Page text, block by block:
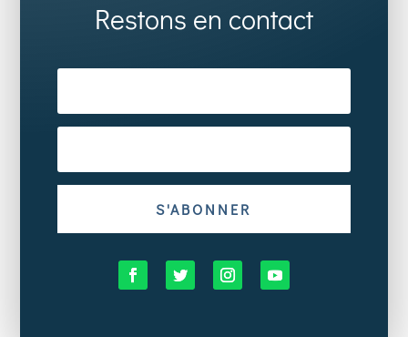
Restons en contact
S'ABONNER